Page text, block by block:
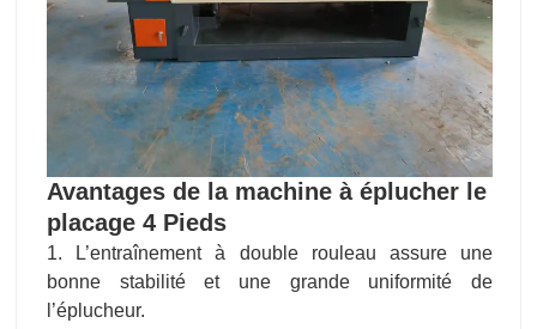
Avantages de la machine à éplucher le
placage 4 Pieds
1. L’entraînement à double rouleau assure une
bonne stabilité et une grande uniformité de
l’éplucheur.